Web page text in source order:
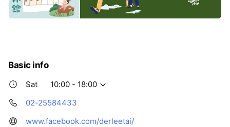
Basic info
Sat
10:00 - 18:00
02-25584433
www.facebook.com/derleetai/